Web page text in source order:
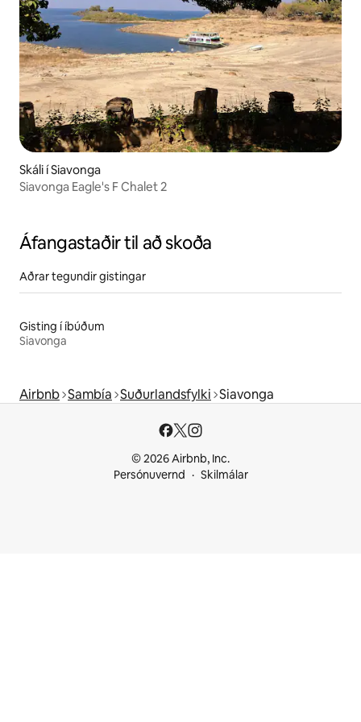
Skáli í Siavonga
Siavonga Eagle's F Chalet 2
Áfangastaðir til að skoða
Aðrar tegundir gistingar
Gisting í íbúðum
Siavonga
Airbnb Sambía Suðurlandsfylki Siavonga
© 2026 Airbnb, Inc.
Persónuvernd
Skilmálar